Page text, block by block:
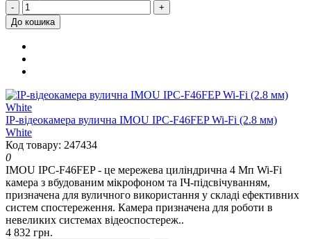
-
+
До кошика
IP-відеокамера вулична IMOU IPC-F46FEP Wi-Fi (2.8 мм)
White
Код товару: 247434
0
IMOU IPC-F46FEP - це мережева циліндрична 4 Мп Wi-Fi
камера з вбудованим мікрофоном та ІЧ-підсвічуванням,
призначена для вуличного використання у складі ефективних
систем спостереження. Камера призначена для роботи в
невеликих системах відеоспостереж..
4 832 грн.